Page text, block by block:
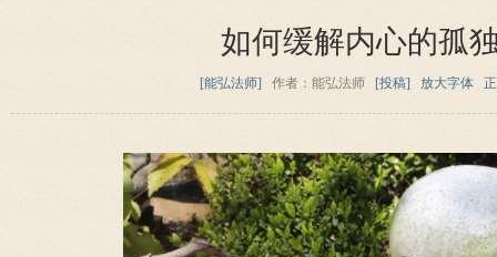
如何缓解内心的孤
[能弘法师] 作者：能弘法师 [投稿] 放大字体